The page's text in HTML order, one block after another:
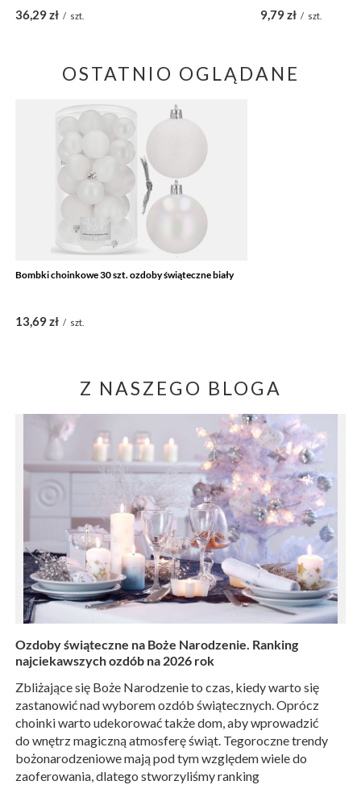
36,29 zł / szt. 9,79 zł / szt.
OSTATNIO OGLĄDANE
Bombki choinkowe 30 szt. ozdoby świąteczne biały
13,69 zł / szt.
Z NASZEGO BLOGA
Ozdoby świąteczne na Boże Narodzenie. Ranking
najciekawszych ozdób na 2026 rok
Zbliżające się Boże Narodzenie to czas, kiedy warto się
zastanowić nad wyborem ozdób świątecznych. Oprócz
choinki warto udekorować także dom, aby wprowadzić
do wnętrz magiczną atmosferę świąt. Tegoroczne trendy
bożonarodzeniowe mają pod tym względem wiele do
zaoferowania, dlatego stworzyliśmy ranking